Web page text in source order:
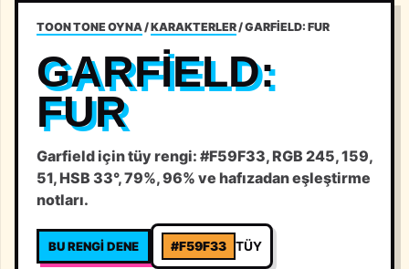
TOON TONE OYNA/KARAKTERLER/GARFIELD: FUR
GARFIELD:
FUR
Garfield için tüy rengi: #F59F33, RGB 245, 159,
51, HSB 33°, 79%, 96% ve hafızadan eşleştirme
notları.
BU RENGI DENE #F59F33 TÜY